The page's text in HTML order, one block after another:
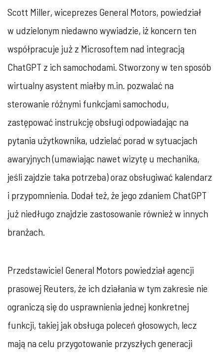
Scott Miller, wiceprezes General Motors, powiedział
w udzielonym niedawno wywiadzie, iż koncern ten
współpracuje już z Microsoftem nad integracją
ChatGPT z ich samochodami. Stworzony w ten sposób
wirtualny asystent miałby m.in. pozwalać na
sterowanie różnymi funkcjami samochodu,
zastępować instrukcję obsługi odpowiadając na
pytania użytkownika, udzielać porad w sytuacjach
awaryjnych (umawiając nawet wizytę u mechanika,
jeśli zajdzie taka potrzeba) oraz obsługiwać kalendarz
i przypomnienia. Dodał też, że jego zdaniem ChatGPT
już niedługo znajdzie zastosowanie również w innych
branżach.
Przedstawiciel General Motors powiedział agencji
prasowej Reuters, że ich działania w tym zakresie nie
ograniczą się do usprawnienia jednej konkretnej
funkcji, takiej jak obsługa poleceń głosowych, lecz
mają na celu przygotowanie przyszłych generacji